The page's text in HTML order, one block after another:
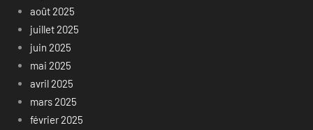
août 2025
juillet 2025
juin 2025
mai 2025
avril 2025
mars 2025
février 2025